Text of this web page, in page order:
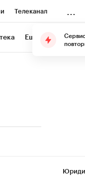
Телеканал
Еще